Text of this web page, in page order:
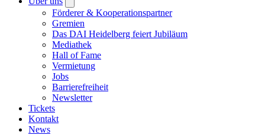
submenu
Förderer & Kooperationspartner
Gremien
Das DAI Heidelberg feiert Jubiläum
Mediathek
Hall of Fame
Vermietung
Jobs
Barrierefreiheit
Newsletter
Tickets
Kontakt
News